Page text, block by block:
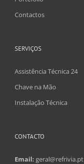
Contactos
SERVIÇOS
Assistência Técnica 24
Chave na Mão
Instalação Técnica
CONTACTO
Email: geral@refrivia.pt